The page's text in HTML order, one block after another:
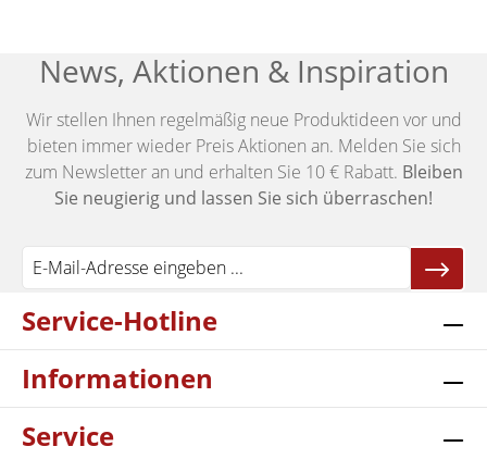
News, Aktionen & Inspiration
Wir stellen Ihnen regelmäßig neue Produktideen vor und
bieten immer wieder Preis Aktionen an. Melden Sie sich
zum Newsletter an und erhalten Sie 10 € Rabatt. Bleiben
Sie neugierig und lassen Sie sich überraschen!
Service-Hotline
Informationen
Service